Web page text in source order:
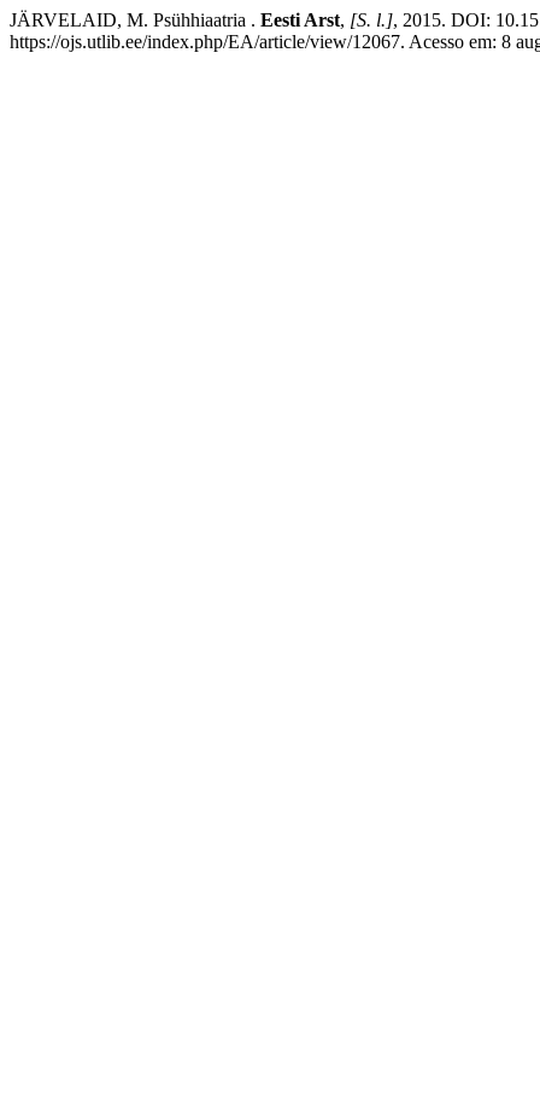
JÄRVELAID, M. Psühhiaatria . Eesti Arst, [S. l.], 2015. DOI:
https://ojs.utlib.ee/index.php/EA/article/view/12067. Acesso em: 8